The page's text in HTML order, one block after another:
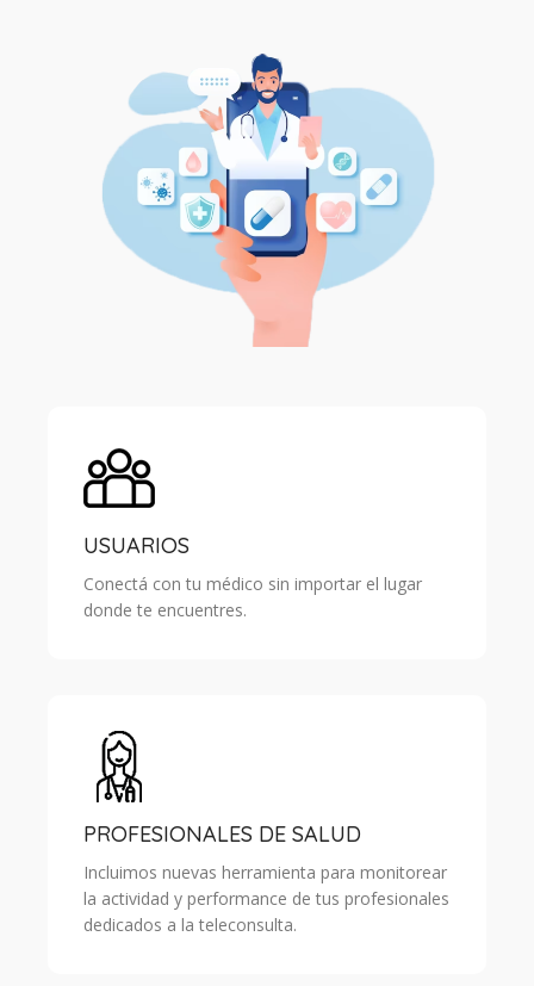
USUARIOS
Conectá con tu médico sin importar el lugar
donde te encuentres.
PROFESIONALES DE SALUD
Incluimos nuevas herramienta para monitorear
la actividad y performance de tus profesionales
dedicados a la teleconsulta.